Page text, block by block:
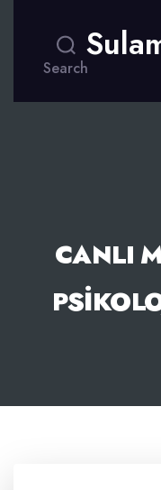
Search
CANLI